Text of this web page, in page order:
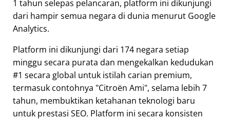
1 tahun selepas pelancaran, platform ini dikunjungi
dari hampir semua negara di dunia menurut Google
Analytics.
Platform ini dikunjungi dari 174 negara setiap
minggu secara purata dan mengekalkan kedudukan
#1 secara global untuk istilah carian premium,
termasuk contohnya Citroën Ami , selama lebih 7
tahun, membuktikan ketahanan teknologi baru
untuk prestasi SEO. Platform ini secara konsisten